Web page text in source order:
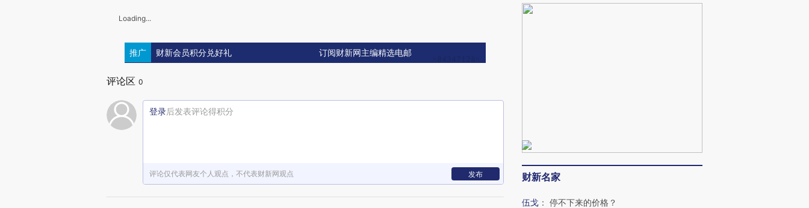
Loading...
推广 财新会员积分兑好礼 订阅财新网主编精选电邮
评论区 0
登录后发表评论得积分
评论仅代表网友个人观点，不代表财新网观点 发布 财新名家
伍戈 ： 停不下来的价格？